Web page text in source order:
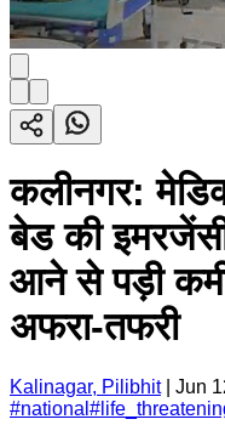
कलीनगर:
बेड की
आने से पड़ी
अफरा-तफरी
Kalinagar, Pilibhit| Jun
#national #